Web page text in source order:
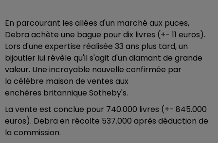
En parcourant les allées d'un marché aux puces,
Debra achète une bague pour dix livres (+- 11 euros).
Lors d'une expertise réalisée 33 ans plus tard, un
bijoutier lui révèle qu'il s'agit d'un diamant de grande
valeur. Une incroyable nouvelle confirmée par
la célèbre maison de ventes aux
enchères britannique Sotheby's.
La vente est conclue pour 740.000 livres (+- 845.000
euros). Debra en récolte 537.000 après déduction de
la commission.